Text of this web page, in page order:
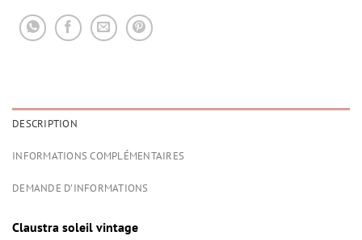
DESCRIPTION
INFORMATIONS COMPLÉMENTAIRES
DEMANDE D'INFORMATIONS
Claustra soleil vintage